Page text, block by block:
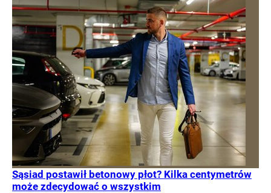
Sąsiad postawił betonowy płot? Kilka centymetrów
może zdecydować o wszystkim